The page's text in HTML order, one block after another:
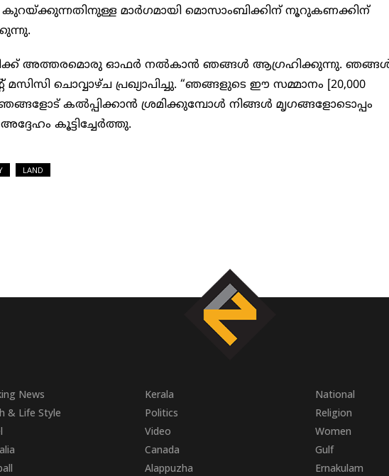
മാർഗമായി മൊസാംബിക്കിന് നൂറുകണക്കിന്
അത്തരമൊരു ഓഫർ നൽകാൻ ഞങ്ങൾ ആഗ്രഹിക്കുന്നു.
മസിസി ചൊവ്വാഴ്ച പ്രഖ്യാപിച്ചു. “ഞങ്ങളുടെ ഈ സമ്മാനം [20,000
ഞങ്ങളോട് കൽപ്പിക്കാൻ ശ്രമിക്കുമ്പോൾ നിങ്ങൾ മൃഗങ്ങളോടൊപ്പം
കൂട്ടിച്ചേർത്തു.
LAND
News Kerala National
& Life Style Politics Religion
Video Women
Canada Gulf
Alappuzha Ernakulam